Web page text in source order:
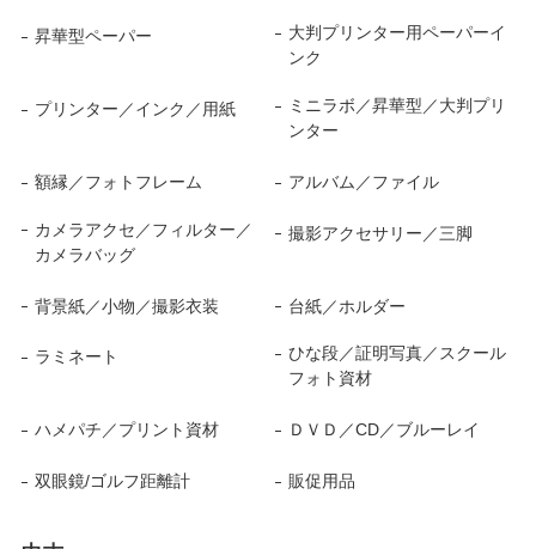
昇華型ペーパー
大判プリンター用ペーパーイ
ンク
プリンター／インク／用紙
ミニラボ／昇華型／大判プリ
ンター
額縁／フォトフレーム アルバム／ファイル
カメラアクセ／フィルター／
カメラバッグ
撮影アクセサリー／三脚
背景紙／小物／撮影衣装 台紙／ホルダー
ラミネート
ひな段／証明写真／スクール
フォト資材
ハメパチ／プリント資材 ＤＶＤ／CD／ブルーレイ
双眼鏡/ゴルフ距離計 販促用品